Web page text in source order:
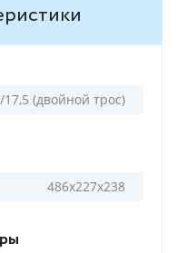
17,5 (двойной трос)
486х227х238